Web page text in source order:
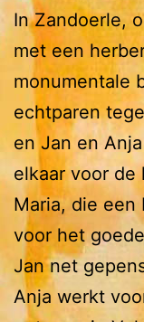
In Zandoerle,
met een
monumentale
echtparen
en Jan en
elkaar voor de
Maria, die een
voor het
Jan net
Anja werkt